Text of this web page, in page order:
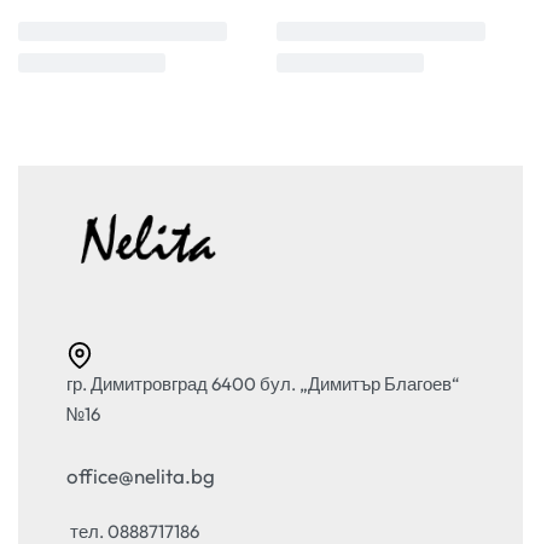
гр. Димитровград 6400 бул. „Димитър Благоев“
№16
office@nelita.bg
тел. 0888717186